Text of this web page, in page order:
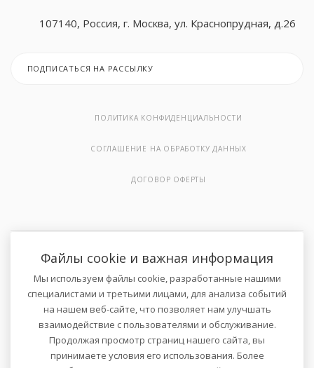
107140, Россия, г. Москва, ул. Краснопрудная, д.26
ПОДПИСАТЬСЯ НА РАССЫЛКУ
ПОЛИТИКА КОНФИДЕНЦИАЛЬНОСТИ
СОГЛАШЕНИЕ НА ОБРАБОТКУ ДАННЫХ
ДОГОВОР ОФЕРТЫ
2026 © Онлайн-магазин велосипедов и спортивных товаров .
Все права защищены.
Не является публичной офертой в соответствии с п. 1 ст. 435 ГК
Количество товара ограничено.
Файлы cookie и важная информация
Мы используем файлы cookie, разработанные нашими
специалистами и третьими лицами, для анализа событий
на нашем веб-сайте, что позволяет нам улучшать
взаимодействие с пользователями и обслуживание.
Продолжая просмотр страниц нашего сайта, вы
принимаете условия его использования. Более